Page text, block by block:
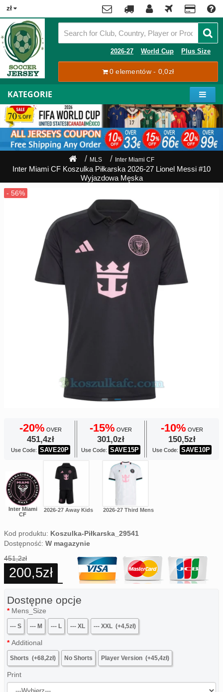
zł
Contact
Tracking
Moje
konto
Rejestracja
się
Shipping
Zamówienie
2026-27 World Cup Plus Size
0 elementów - 0,0zł
x
KATEGORIE
Premier
League
La
Liga
Bundesliga
Serie
A
Ligue
1
Pilkarze
Mistrzostwa
Świata
CONMEBOL
Other
MLS Inter Miami CF
Inter Miami CF Koszulka Piłkarska 2026-27 Lionel Messi #10
Wyjazdowa Męska
-20% OVER
451,4zł
Use Code: SAVE20P
-15% OVER
301,0zł
Use Code: SAVE15P
-10% OVER
150,5zł
Use Code: SAVE10P
Inter Miami
CF
2026-27 Away Kids 2026-27 Third Mens
Kod produktu: Koszulka-Piłkarska_29541
Dostępność: W magazynie
451,2zł
200,5zł
Dostępne opcje
Mens_Size
--- S --- M --- L --- XL --- XXL (+4,5zł)
Additional
Shorts (+68,2zł) No Shorts Player Version (+45,4zł)
Print